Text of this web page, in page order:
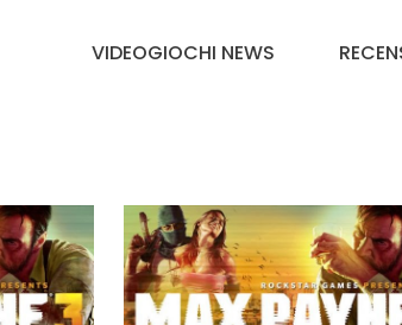
VIDEOGIOCHI NEWS